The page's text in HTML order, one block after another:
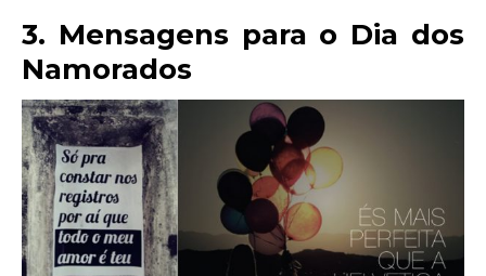
3. Mensagens para o Dia dos
Namorados